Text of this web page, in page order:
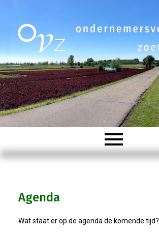
Organisatie
Agenda
Wat staat er op de agenda de komende tijd?